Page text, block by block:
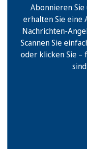
Abonnieren Sie
erhalten Sie eine
Nachrichten-
Scannen Sie
oder klicken Sie –